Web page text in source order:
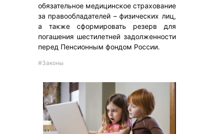
обязательное медицинское страхование
за правообладателей – физических лиц,
а также сформировать резерв для
погашения шестилетней задолженности
перед Пенсионным фондом России.
#Законы